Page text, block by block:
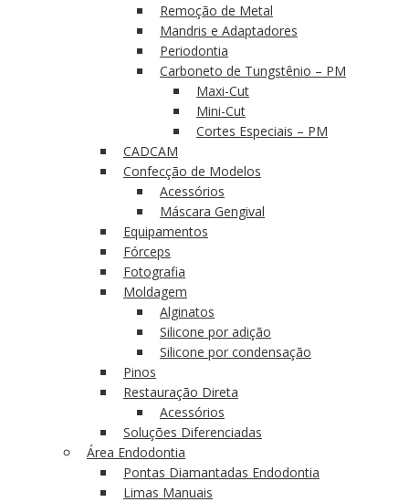
Remoção de Metal
Mandris e Adaptadores
Periodontia
Carboneto de Tungstênio – PM
Maxi-Cut
Mini-Cut
Cortes Especiais – PM
CADCAM
Confecção de Modelos
Acessórios
Máscara Gengival
Equipamentos
Fórceps
Fotografia
Moldagem
Alginatos
Silicone por adição
Silicone por condensação
Pinos
Restauração Direta
Acessórios
Soluções Diferenciadas
Área Endodontia
Pontas Diamantadas Endodontia
Limas Manuais